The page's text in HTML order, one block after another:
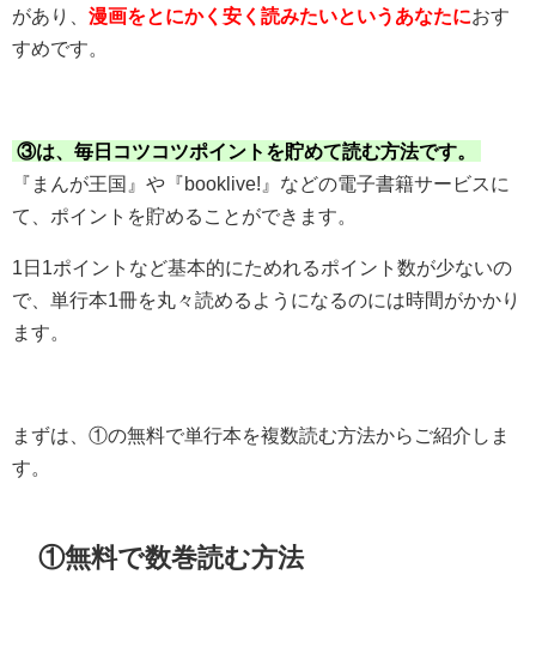
があり、 漫画をとにかく安く読みたいというあなたにおす
すめです。
③は、毎日コツコツポイントを貯めて読む方法です。
『まんが王国』や『booklive!』などの電子書籍サービスに
て、ポイントを貯めることができます。
1日1ポイントなど基本的にためれるポイント数が少ないの
で、単行本1冊を丸々読めるようになるのには時間がかかり
ます。
まずは、①の無料で単行本を複数読む方法からご紹介しま
す。
①無料で数巻読む方法